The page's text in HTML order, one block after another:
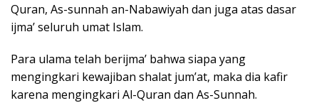
Quran, As-sunnah an-Nabawiyah dan juga atas dasar
ijma’ seluruh umat Islam.
Para ulama telah berijma’ bahwa siapa yang
mengingkari kewajiban shalat jum’at, maka dia kafir
karena mengingkari Al-Quran dan As-Sunnah.